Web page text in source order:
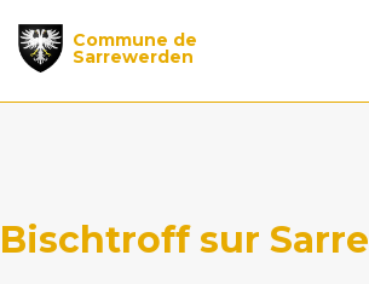
Commune de
Sarrewerden
Bischtroff sur Sarre